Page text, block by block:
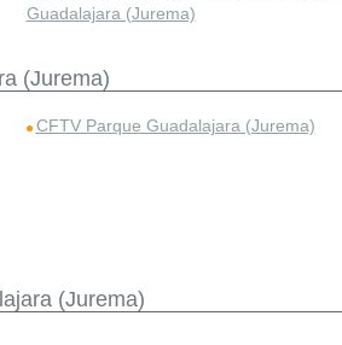
Guadalajara (Jurema)
(Jurema)
CFTV Parque Guadalajara (Jurema)
(Jurema)